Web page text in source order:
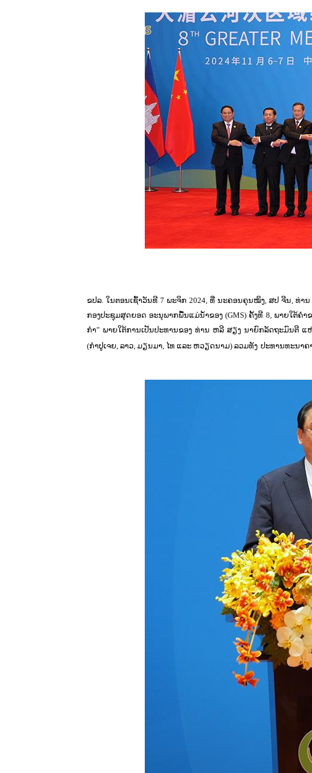
ຂປລ. ໃນຕອນເຊົ້າວັນທີ 7 ພະຈິກ 2024, ທີ່ ນະຄອນຄຸນໝິງ, ສປ ຈີນ, ທ່
ກອງປະຊຸມສຸດຍອດ ອະນຸພາກພື້ນແມ່ນ້ຳຂອງ (GMS) ຄັ້ງທີ 8, ພາຍໃຕ້
ກໍາ” ພາຍໃຕ້ການເປັນປະທານຂອງ ທ່ານ ຫລີ ສຽງ ນາຍົກລັດຖະມົນຕີ
(ກໍາປູເຈຍ, ລາວ, ມຽນມາ, ໄທ ແລະ ຫວຽດນາມ) ລວມທັງ ປະທານທະນາຄ